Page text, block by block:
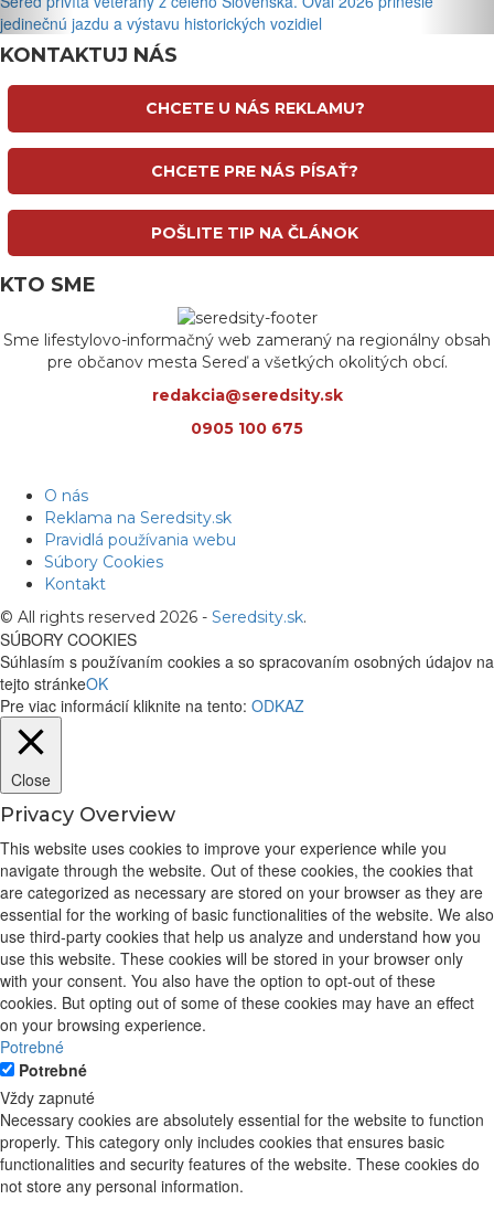
jedinečnú jazdu a výstavu historických vozidiel
KONTAKTUJ NÁS
CHCETE U NÁS REKLAMU?
CHCETE PRE NÁS PÍSAŤ?
POŠLITE TIP NA ČLÁNOK
KTO SME
Sme lifestylovo-informačný web zameraný na regionálny obsah
pre občanov mesta Sereď a všetkých okolitých obcí.
redakcia@seredsity.sk
0905 100 675
O nás
Reklama na Seredsity.sk
Pravidlá používania webu
Súbory Cookies
Kontakt
© All rights reserved 2026 - Seredsity.sk.
SÚBORY COOKIES
Súhlasím s používaním cookies a so spracovaním osobných údajov na
tejto stránkeOK
Pre viac informácií kliknite na tento: ODKAZ
Close
Privacy Overview
This website uses cookies to improve your experience while you
navigate through the website. Out of these cookies, the cookies that
are categorized as necessary are stored on your browser as they are
essential for the working of basic functionalities of the website. We also
use third-party cookies that help us analyze and understand how you
use this website. These cookies will be stored in your browser only
with your consent. You also have the option to opt-out of these
cookies. But opting out of some of these cookies may have an effect
on your browsing experience.
Potrebné
Potrebné
Vždy zapnuté
Necessary cookies are absolutely essential for the website to function
properly. This category only includes cookies that ensures basic
functionalities and security features of the website. These cookies do
not store any personal information.